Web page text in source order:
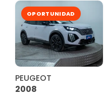
OPORTUNIDAD
PEUGEOT
2008